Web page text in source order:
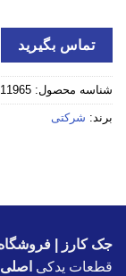
تماس بگیرید
شناسه محصول:
برند: شرکتی
جک کارز |
قطعات یدکی